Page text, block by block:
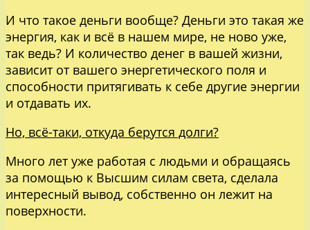
И что такое деньги вообще? Деньги это такая же
энергия, как и всё в нашем мире, не ново уже,
так ведь? И количество денег в вашей жизни,
зависит от вашего энергетического поля и
способности притягивать к себе другие энергии
и отдавать их.
Но, всё-таки, откуда берутся долги?
Много лет уже работая с людьми и обращаясь
за помощью к Высшим силам света, сделала
интересный вывод, собственно он лежит на
поверхности.